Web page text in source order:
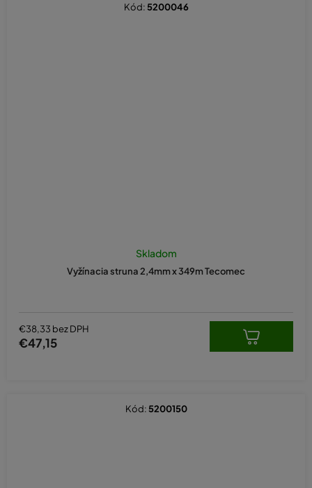
Vyžínacia struna 2,4mm x 349m Tecomec
Skladom
€38,33 bez DPH
€47,15
Kód: 5200046
Kód: 5200150